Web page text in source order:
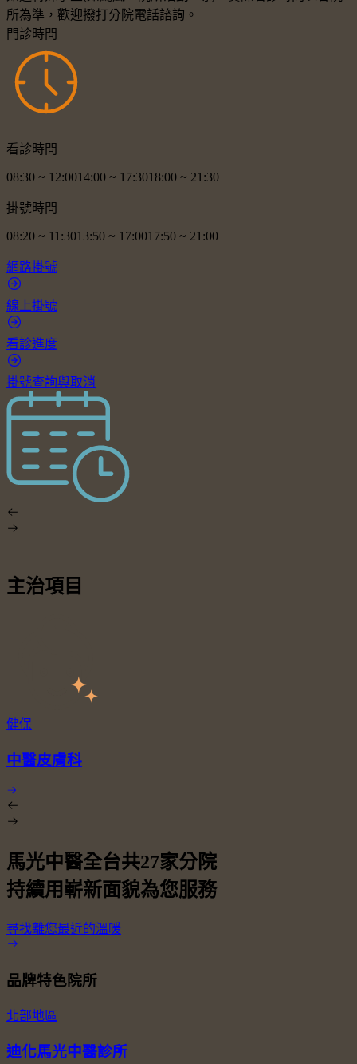
所為準，歡迎撥打分院電話諮詢。
門診時間
看診時間
08:30 ~ 12:0014:00 ~ 17:3018:00 ~ 21:30
掛號時間
08:20 ~ 11:3013:50 ~ 17:0017:50 ~ 21:00
網路掛號
線上掛號
看診進度
掛號查詢與取消
主治項目
健保
中醫皮膚科
馬光中醫全台共27家分院
持續用嶄新面貌為您服務
尋找離您最近的溫暖
品牌特色院所
北部地區
迪化馬光中醫診所